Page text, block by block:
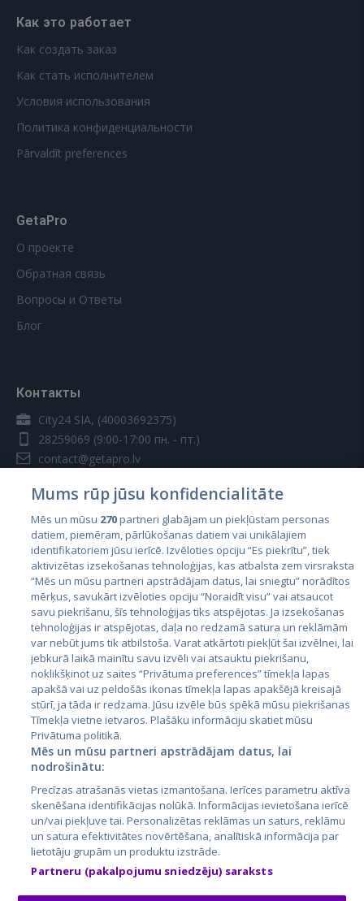
Как это работает
Как создать заказ
Как стать исполнителем
Условия использования
Политика конфиденциальности
Pārvaldīt preferences
GetaPro
О проекте
Обратная связь
Вопросы и Ответы
Блог
Контакты
City24 SIA, (40003692375)
28259069 (9:00-17:00 пн. - пт.)
contact@getapro.lv
Страны
Эстония
Латвия
Литва
City24.lv
City24.ee
GetaPro.lv
GetaPro.ee
Skelbiu.lt
Autoplius.lt
CVbankas.lt
Kainos.lt
Paslaugos.lt
auto24.ee
Osta.ee
Mums rūp jūsu konfidencialitāte
Mēs un mūsu 270partneri glabājam un piekļūstam personas
datiem, piemēram, pārlūkošanas datiem vai unikālajiem
identifikatoriem jūsu ierīcē. Izvēloties opciju “Es piekrītu”, tiek
aktivizētas izsekošanas tehnoloģijas, kas atbalsta zem virsraksta
“Mēs un mūsu partneri apstrādājam datus, lai sniegtu” norādītos
mērķus, savukārt izvēloties opciju “Noraidīt visu” vai atsaucot
savu piekrišanu, šīs tehnoloģijas tiks atspējotas. Ja izsekošanas
tehnoloģijas ir atspējotas, daļa no redzamā satura un reklāmām
var nebūt jums tik atbilstoša. Varat atkārtoti piekļūt šai izvēlnei, lai
jebkurā laikā mainītu savu izvēli vai atsauktu piekrišanu,
noklikšķinot uz saites “Privātuma preferences” tīmekļa lapas
apakšā vai uz peldošās ikonas tīmekļa lapas apakšējā kreisajā
stūrī, ja tāda ir redzama. Jūsu izvēle būs spēkā mūsu piekrišanas
Tīmekļa vietne ietvaros. Plašāku informāciju skatiet mūsu
Privātuma politikā.
Mēs un mūsu partneri apstrādājam datus, lai
nodrošinātu:
Precīzas atrašanās vietas izmantošana. Ierīces parametru aktīva
skenēšana identifikācijas nolūkā. Informācijas ievietošana ierīcē
un/vai piekļuve tai. Personalizētas reklāmas un saturs, reklāmu
un satura efektivitātes novērtēšana, analītiskā informācija par
lietotāju grupām un produktu izstrāde.
Partneru (pakalpojumu sniedzēju) saraksts